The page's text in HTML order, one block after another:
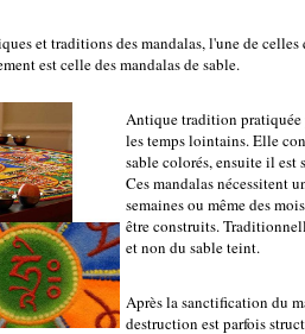
et traditions des mandalas, l'une de
est celle des mandalas de sable.
Antique tradition pratiquée
les temps lointains. Elle
sable colorés, ensuite il
Ces mandalas nécessitent
semaines ou même des
être construits.
et non du sable teint.
Après la sanctification du
destruction est parfois